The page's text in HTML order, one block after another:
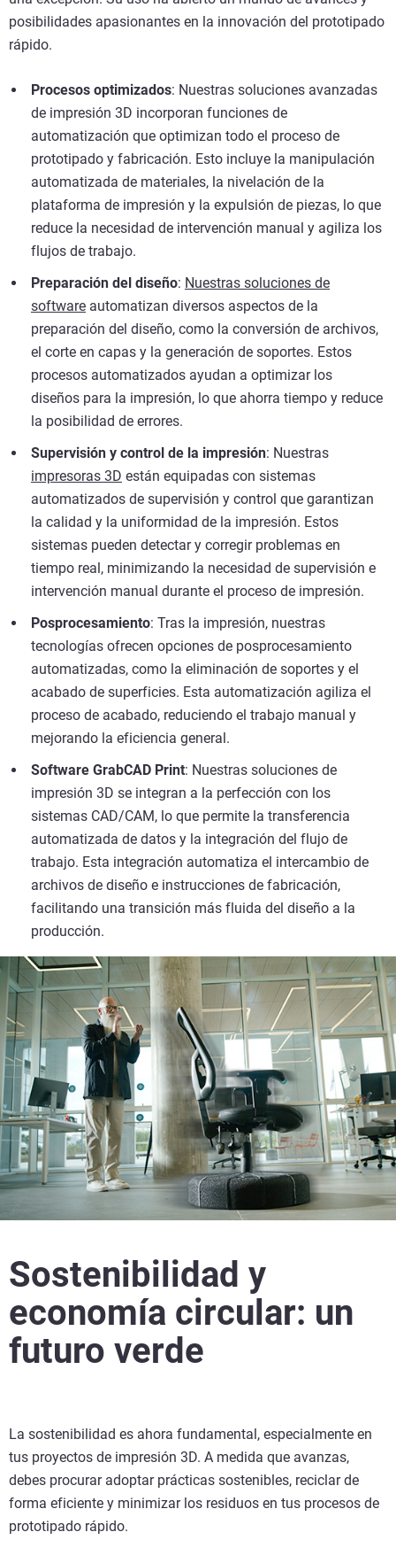
posibilidades apasionantes en la innovación del prototipado
rápido.
Procesos optimizados: Nuestras soluciones avanzadas
de impresión 3D incorporan funciones de
automatización que optimizan todo el proceso de
prototipado y fabricación. Esto incluye la manipulación
automatizada de materiales, la nivelación de la
plataforma de impresión y la expulsión de piezas, lo que
reduce la necesidad de intervención manual y agiliza los
flujos de trabajo.
Preparación del diseño: Nuestras soluciones de
software automatizan diversos aspectos de la
preparación del diseño, como la conversión de archivos,
el corte en capas y la generación de soportes. Estos
procesos automatizados ayudan a optimizar los
diseños para la impresión, lo que ahorra tiempo y reduce
la posibilidad de errores.
Supervisión y control de la impresión: Nuestras
impresoras 3D están equipadas con sistemas
automatizados de supervisión y control que garantizan
la calidad y la uniformidad de la impresión. Estos
sistemas pueden detectar y corregir problemas en
tiempo real, minimizando la necesidad de supervisión e
intervención manual durante el proceso de impresión.
Posprocesamiento: Tras la impresión, nuestras
tecnologías ofrecen opciones de posprocesamiento
automatizadas, como la eliminación de soportes y el
acabado de superficies. Esta automatización agiliza el
proceso de acabado, reduciendo el trabajo manual y
mejorando la eficiencia general.
Software GrabCAD Print: Nuestras soluciones de
impresión 3D se integran a la perfección con los
sistemas CAD/CAM, lo que permite la transferencia
automatizada de datos y la integración del flujo de
trabajo. Esta integración automatiza el intercambio de
archivos de diseño e instrucciones de fabricación,
facilitando una transición más fluida del diseño a la
producción.
Sostenibilidad y
economía circular: un
futuro verde
La sostenibilidad es ahora fundamental, especialmente en
tus proyectos de impresión 3D. A medida que avanzas,
debes procurar adoptar prácticas sostenibles, reciclar de
forma eficiente y minimizar los residuos en tus procesos de
prototipado rápido.